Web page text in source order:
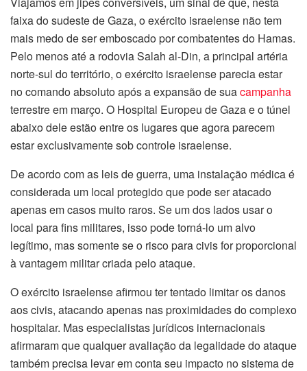
panel
panel
panel
panel
panel
panel
panel
panel
panel
panel
panel
faixa do sudeste de Gaza, o exército israelense não tem
mais medo de ser emboscado por combatentes do Hamas.
Pelo menos até a rodovia Salah al-Din, a principal artéria
norte-sul do território, o exército israelense parecia estar
no comando absoluto após a expansão de suacampanha
terrestre em março. O Hospital Europeu de Gaza e o túnel
abaixo dele estão entre os lugares que agora parecem
estar exclusivamente sob controle israelense.
De acordo com as leis de guerra, uma instalação médica é
considerada um local protegido que pode ser atacado
apenas em casos muito raros. Se um dos lados usar o
local para fins militares, isso pode torná-lo um alvo
legítimo, mas somente se o risco para civis for proporcional
à vantagem militar criada pelo ataque.
O exército israelense afirmou ter tentado limitar os danos
aos civis, atacando apenas nas proximidades do complexo
hospitalar. Mas especialistas jurídicos internacionais
afirmaram que qualquer avaliação da legalidade do ataque
também precisa levar em conta seu impacto no sistema de